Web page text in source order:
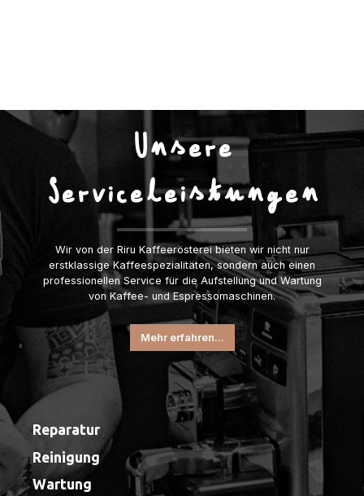
Unsere
Serviceleistungen
Wir von der Riru Kaffeerösterei bieten wir nicht nur
erstklassige Kaffeespezialitäten, sondern auch einen
professionellen Service für die Aufstellung und Wartung
von Kaffee- und Espressomaschinen.
Mehr erfahren...
Reparatur
Reinigung
Wartung